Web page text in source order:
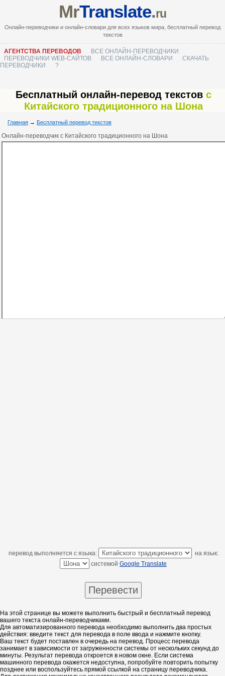
MrTranslate.ru
Онлайн-переводчики и онлайн-словари для всех языков мира, бесплатный перевод
текстов
АГЕНТСТВА ПЕРЕВОДОВ
ВСЕ ОНЛАЙН-ПЕРЕВОДЧИКИ
ПЕРЕВОДЧИКИ WEB-САЙТОВ
ВСЕ ОНЛАЙН-СЛОВАРИ
СКАЧАТЬ
ПЕРЕВОДЧИКИ
?
Бесплатный онлайн-перевод текстов с
Китайского традиционного на Шона
Главная → Бесплатный перевод текстов
Онлайн-переводчик с Китайского традиционного на Шона
перевод выполняется с языка:
на язык:
системой Google Translate
На этой странице вы можете выполнить быстрый и бесплатный перевод
вашего текста онлайн-переводчиками.
Для автоматизированного перевода необходимо выполнить два простых
действия: введите текст для перевода в поле ввода и нажмите кнопку.
Ваш текст будет поставлен в очередь на перевод. Процесс перевода
занимает в зависимости от загруженности системы от нескольких секунд до
минуты. Результат перевода откроется в новом окне. Если система
машинного перевода окажется недоступна, попробуйте повторить попытку
позднее или воспользуйтесь прямой ссылкой на страницу переводчика.